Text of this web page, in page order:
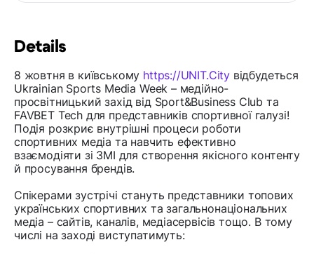
Details
8 жовтня в київському https://UNIT.City відбудеться
Ukrainian Sports Media Week – медійно-
просвітницький захід від Sport&Business Club та
FAVBET Tech для представників спортивної галузі!
Подія розкриє внутрішні процеси роботи
спортивних медіа та навчить ефективно
взаємодіяти зі ЗМІ для створення якісного контенту
й просування брендів.
Спікерами зустрічі стануть представники топових
українських спортивних та загальнонаціональних
медіа – сайтів, каналів, медіасервісів тощо. В тому
числі на заході виступатимуть: